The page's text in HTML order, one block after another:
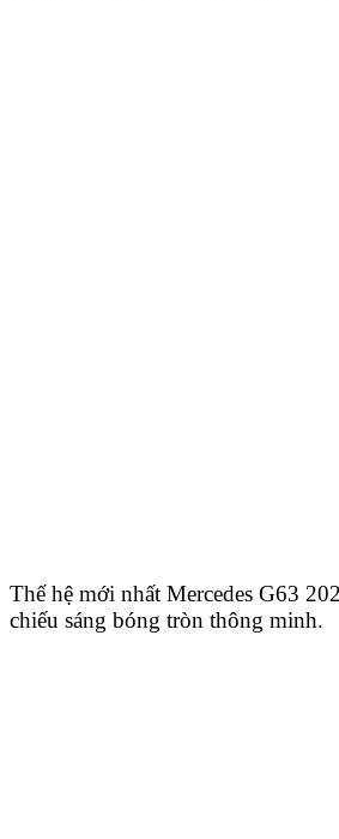
Thế hệ mới nhất Mercedes G63
chiếu sáng bóng tròn thông minh.